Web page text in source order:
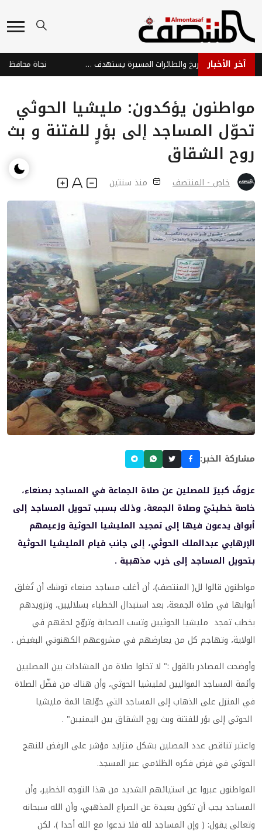
آخر الأخبار هجوم حوثي بالصواريخ والطائرات المسيرة يستهدف ميناء المخا والساحل الغربي
مواطنون يؤكدون: مليشيا الحوثي
تحوّل المساجد إلى بؤرٍ للفتنة و بث
روح الشقاق
خاص - المنتصف منذ سنتين
مشاركة الخبر:
عزوفٌ كبيرٌ للمصلين عن صلاة الجماعة في المساجد بصنعاء،
خاصة خطبتيّ وصلاة الجمعة، وذلك بسبب تحويل المساجد إلى
أبواق يدعون فيها إلى تمجيد المليشيا الحوثية وزعيمهم
الإرهابي عبدالملك الحوثي، إلى جانب قيام المليشيا الحوثية
بتحويل المساجد إلى خرب مذهبية .
مواطنون قالوا لل( المنتصف)، أن أغلب مساجد صنعاء توشك أن تُغلق
أبوابها في صلاة الجمعة، بعد استبدال الخطباء بسلاليين، وتزويدهم
بخطب تمجد مليشيا الحوثيين وتسب الصحابة وتروّج لحقهم في
الولاية، وتهاجم كل من يعارضهم في مشروعهم الكهنوتي البغيض .
وأوضحت المصادر بالقول :" لا تخلوا صلاة من المشادات بين المصليين
وأئمة المساجد المواليين لمليشيا الحوثي، وأن هناك من فضّل الصلاة
في المنزل على الذهاب إلى المساجد التي حوّلها ائمة مليشيا
الحوثي إلى بؤر للفتنة وبث روح الشقاق بين اليمنيبن" .
واعتبر تناقص عدد المصلين بشكل متزايد مؤشر على الرفض للنهج
الحوثي في فرض فكره الظلامي عبر المسجد.
المواطنون عبروا عن استيائهم الشديد من هذا التوجه الخطير، وأن
المساجد يجب أن تكون بعيدة عن الصراع المذهبي، وأن الله سبحانه
وتعالى يقول: ( وإن المساجد لله فلا تدعوا مع الله أحدا )، لكن